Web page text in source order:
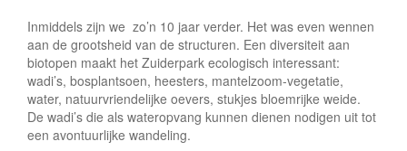
Inmiddels zijn we zo’n 10 jaar verder. Het was even wennen
aan de grootsheid van de structuren. Een diversiteit aan
biotopen maakt het Zuiderpark ecologisch interessant:
wadi’s, bosplantsoen, heesters, mantelzoom-vegetatie,
water, natuurvriendelijke oevers, stukjes bloemrijke weide.
De wadi’s die als wateropvang kunnen dienen nodigen uit tot
een avontuurlijke wandeling.